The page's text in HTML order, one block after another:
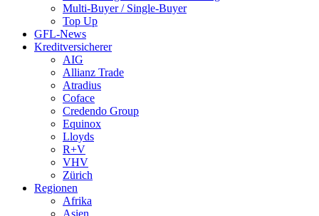
Multi-Buyer / Single-Buyer
Top Up
GFL-News
Kreditversicherer
AIG
Allianz Trade
Atradius
Coface
Credendo Group
Equinox
Lloyds
R+V
VHV
Zürich
Regionen
Afrika
Asien